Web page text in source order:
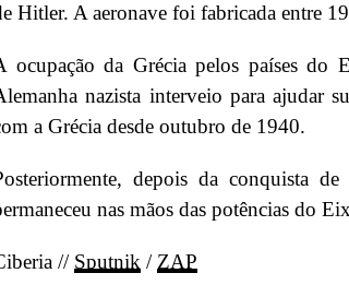
Hitler. A aeronave foi fabricada entre
ocupação da Grécia pelos países do
nazista interveio para ajudar
a Grécia desde outubro de 1940.
depois da conquista
nas mãos das potências do
// Sputnik / ZAP